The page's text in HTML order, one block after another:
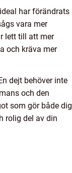
har förändrats
vara mer
lett till att mer
och kräva mer
dejt behöver inte
och den
som gör både dig
rolig del av din